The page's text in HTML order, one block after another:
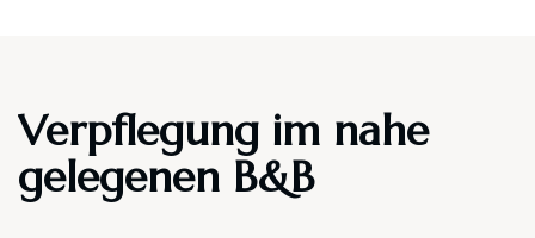
Verpflegung im nahe
gelegenen B&B